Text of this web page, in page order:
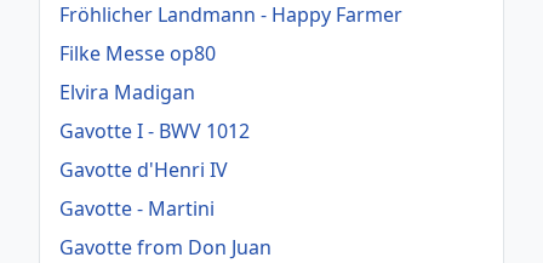
Fröhlicher Landmann - Happy Farmer
Filke Messe op80
Elvira Madigan
Gavotte I - BWV 1012
Gavotte d'Henri IV
Gavotte - Martini
Gavotte from Don Juan